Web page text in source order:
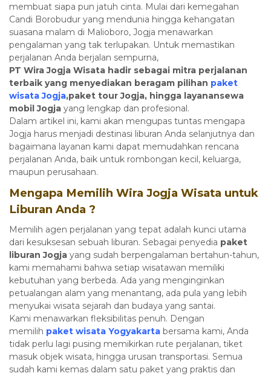
membuat siapa pun jatuh cinta. Mulai dari kemegahan
Candi Borobudur yang mendunia hingga kehangatan
suasana malam di Malioboro, Jogja menawarkan
pengalaman yang tak terlupakan. Untuk memastikan
perjalanan Anda berjalan sempurna,
PT Wira Jogja Wisata hadir sebagai mitra perjalanan
terbaik yang menyediakan beragam pilihan paket
wisata Jogja,paket tour Jogja, hingga layanansewa
mobil Jogja yang lengkap dan profesional.
Dalam artikel ini, kami akan mengupas tuntas mengapa
Jogja harus menjadi destinasi liburan Anda selanjutnya dan
bagaimana layanan kami dapat memudahkan rencana
perjalanan Anda, baik untuk rombongan kecil, keluarga,
maupun perusahaan.
Mengapa Memilih Wira Jogja Wisata untuk
Liburan Anda ?
Memilih agen perjalanan yang tepat adalah kunci utama
dari kesuksesan sebuah liburan. Sebagai penyedia paket
liburan Jogja yang sudah berpengalaman bertahun-tahun,
kami memahami bahwa setiap wisatawan memiliki
kebutuhan yang berbeda. Ada yang menginginkan
petualangan alam yang menantang, ada pula yang lebih
menyukai wisata sejarah dan budaya yang santai.
Kami menawarkan fleksibilitas penuh. Dengan
memilih paket wisata Yogyakarta bersama kami, Anda
tidak perlu lagi pusing memikirkan rute perjalanan, tiket
masuk objek wisata, hingga urusan transportasi. Semua
sudah kami kemas dalam satu paket yang praktis dan